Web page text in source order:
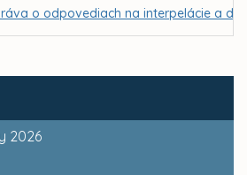
2026
o odpovediach na interpelácie a